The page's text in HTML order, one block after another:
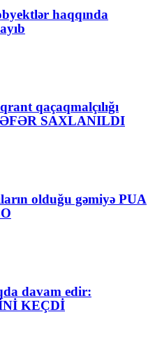
haqqında
qaçaqmalçılığı
SAXLANILDI
olduğu gəmiyə PUA
davam edir:
KEÇDİ